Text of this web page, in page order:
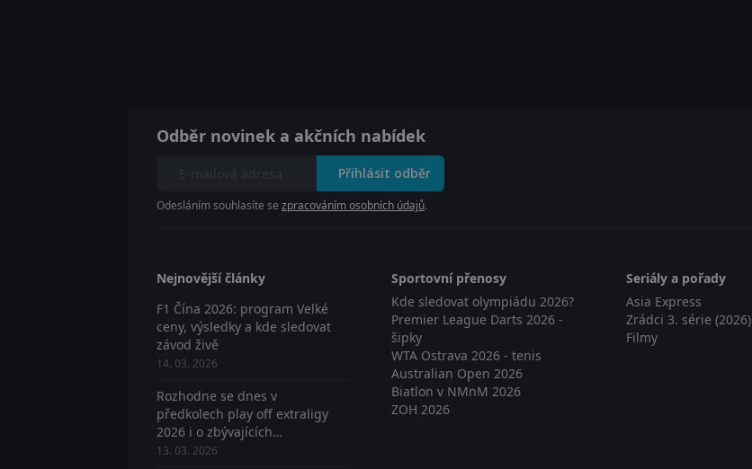
Odběr novinek a akčních nabídek
Přihlásit odběr
Odesláním souhlasíte se zpracováním osobních údajů.
Nejnovější články
F1 Čína 2026: program Velké
ceny, výsledky a kde sledovat
závod živě
14. 03. 2026
Rozhodne se dnes v
předkolech play off extraligy
2026 i o zbývajících
postupujících? Sledujte živě
13. 03. 2026
Sportovní přenosy
Kde sledovat olympiádu 2026?
Premier League Darts 2026 -
šipky
WTA Ostrava 2026 - tenis
Australian Open 2026
Biatlon v NMnM 2026
ZOH 2026
Seriály a pořady
Asia Express
Zrádci 3. série (2026)
Filmy